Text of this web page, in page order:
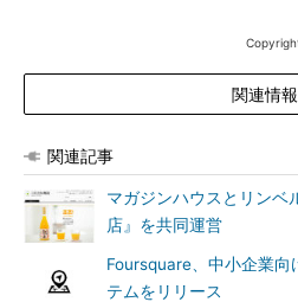
関連情報
関連記事
マガジンハウスとリンベ
店』を共同運営
Foursquare、中小企業向
テムをリリース